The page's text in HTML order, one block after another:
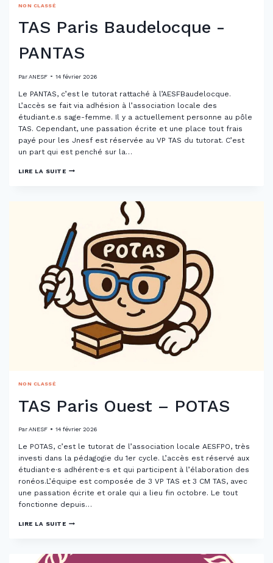
NON CLASSÉ
TAS Paris Baudelocque -
PANTAS
ParANESF 14 février 2026
Le PANTAS, c’est le tutorat rattaché à l’AESFBaudelocque.
L’accès se fait via adhésion à l’association locale des
étudiant.e.s sage-femme. Il y a actuellement personne au pôle
TAS. Cependant, une passation écrite et une place tout frais
payé pour les Jnesf est réservée au VP TAS du tutorat. C’est
un part qui est penché sur la…
LIRE LA SUITETAS
NON CLASSÉ
TAS Paris Ouest – POTAS
ParANESF 14 février 2026
Le POTAS, c’est le tutorat de l’association locale AESFPO, très
investi dans la pédagogie du 1er cycle. L’accès est réservé aux
étudiant·e·s adhérent·e·s et qui participent à l’élaboration des
ronéos.L’équipe est composée de 3 VP TAS et 3 CM TAS, avec
une passation écrite et orale qui a lieu fin octobre. Le tout
fonctionne depuis…
LIRE LA SUITETAS
POTAS